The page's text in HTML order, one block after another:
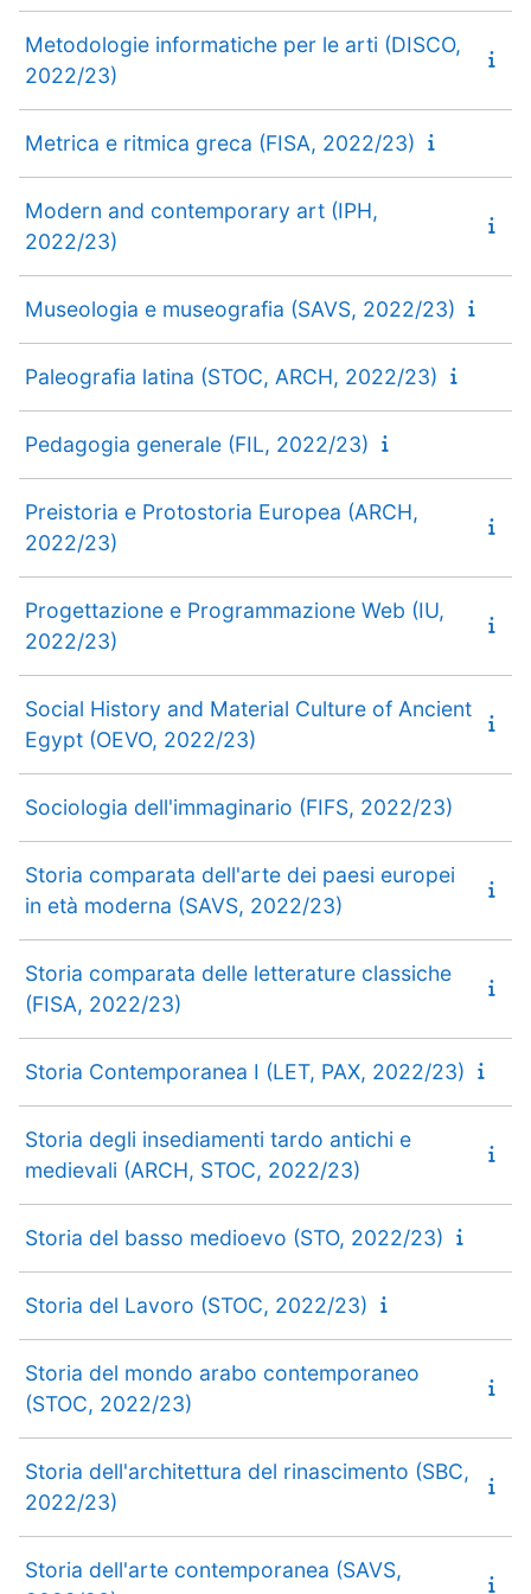
Metodologie informatiche per le arti (DISCO,
2022/23)
Metrica e ritmica greca (FISA, 2022/23)
Modern and contemporary art (IPH,
2022/23)
Museologia e museografia (SAVS, 2022/23)
Paleografia latina (STOC, ARCH, 2022/23)
Pedagogia generale (FIL, 2022/23)
Preistoria e Protostoria Europea (ARCH,
2022/23)
Progettazione e Programmazione Web (IU,
2022/23)
Social History and Material Culture of Ancient
Egypt (OEVO, 2022/23)
Sociologia dell'immaginario (FIFS, 2022/23)
Storia comparata dell'arte dei paesi europei
in età moderna (SAVS, 2022/23)
Storia comparata delle letterature classiche
(FISA, 2022/23)
Storia Contemporanea I (LET, PAX, 2022/23)
Storia degli insediamenti tardo antichi e
medievali (ARCH, STOC, 2022/23)
Storia del basso medioevo (STO, 2022/23)
Storia del Lavoro (STOC, 2022/23)
Storia del mondo arabo contemporaneo
(STOC, 2022/23)
Storia dell'architettura del rinascimento (SBC,
2022/23)
Storia dell'arte contemporanea (SAVS,